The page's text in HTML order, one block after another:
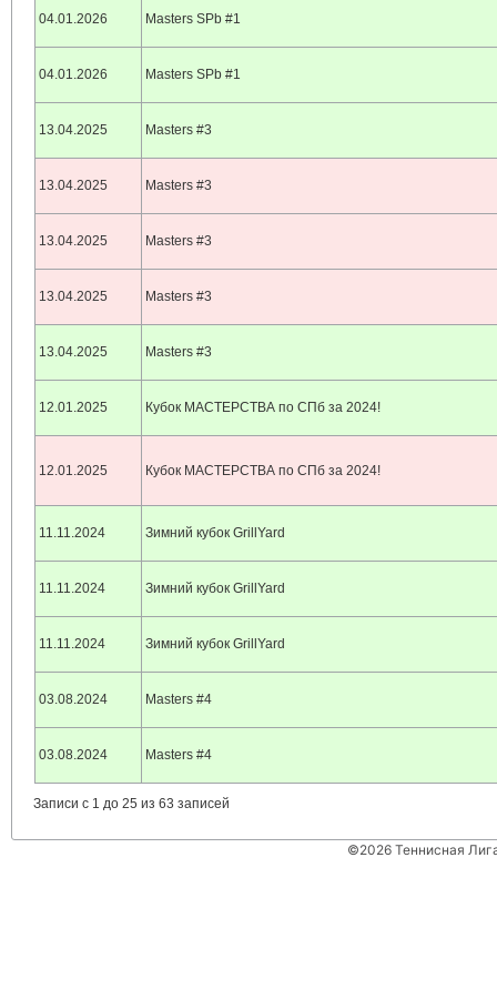
04.01.2026 Masters SPb #1
04.01.2026 Masters SPb #1
13.04.2025 Masters #3
13.04.2025 Masters #3
13.04.2025 Masters #3
13.04.2025 Masters #3
13.04.2025 Masters #3
12.01.2025 Кубок МАСТЕРСТВА по СПб за 2024!
12.01.2025 Кубок МАСТЕРСТВА по СПб за 2024!
11.11.2024 Зимний кубок GrillYard
11.11.2024 Зимний кубок GrillYard
11.11.2024 Зимний кубок GrillYard
03.08.2024 Masters #4
03.08.2024 Masters #4
Записи с 1 до 25 из 63 записей
©2026 Теннисная